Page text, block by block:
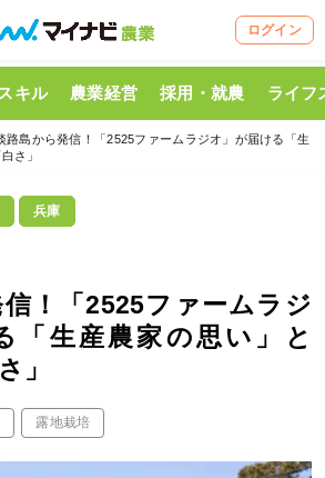
ログイン
キル 農業経営 採用・就農 ライフ
路島から発信！「2525ファームラジオ」が届ける「生
さ」
兵庫
！「2525ファームラジ
「生産農家の思い」と
」
露地栽培